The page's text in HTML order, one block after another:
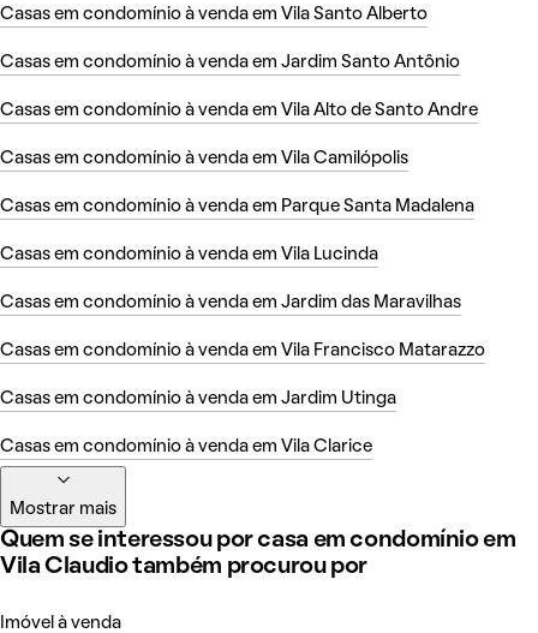
Casas em condomínio à venda em Vila Santo Alberto
Casas em condomínio à venda em Jardim Santo Antônio
Casas em condomínio à venda em Vila Alto de Santo Andre
Casas em condomínio à venda em Vila Camilópolis
Casas em condomínio à venda em Parque Santa Madalena
Casas em condomínio à venda em Vila Lucinda
Casas em condomínio à venda em Jardim das Maravilhas
Casas em condomínio à venda em Vila Francisco Matarazzo
Casas em condomínio à venda em Jardim Utinga
Casas em condomínio à venda em Vila Clarice
Mostrar mais
Quem se interessou por casa em condomínio em
Vila Claudio também procurou por
Imóvel à venda